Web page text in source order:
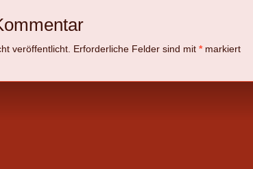
veröffentlicht. Erforderliche Felder sind mit *markiert